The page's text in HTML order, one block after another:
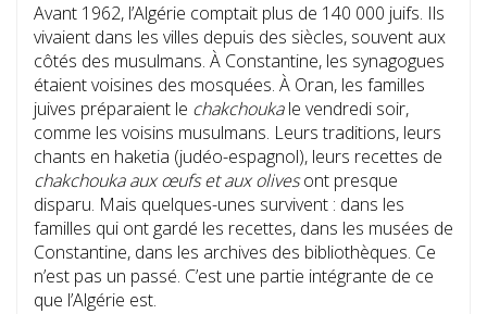
Avant 1962, l’Algérie comptait plus de 140 000 juifs. Ils
vivaient dans les villes depuis des siècles, souvent aux
côtés des musulmans. À Constantine, les synagogues
étaient voisines des mosquées. À Oran, les familles
juives préparaient le chakchoukale vendredi soir,
comme les voisins musulmans. Leurs traditions, leurs
chants en haketia (judéo-espagnol), leurs recettes de
chakchouka aux œufs et aux olivesont presque
disparu. Mais quelques-unes survivent : dans les
familles qui ont gardé les recettes, dans les musées de
Constantine, dans les archives des bibliothèques. Ce
n’est pas un passé. C’est une partie intégrante de ce
que l’Algérie est.